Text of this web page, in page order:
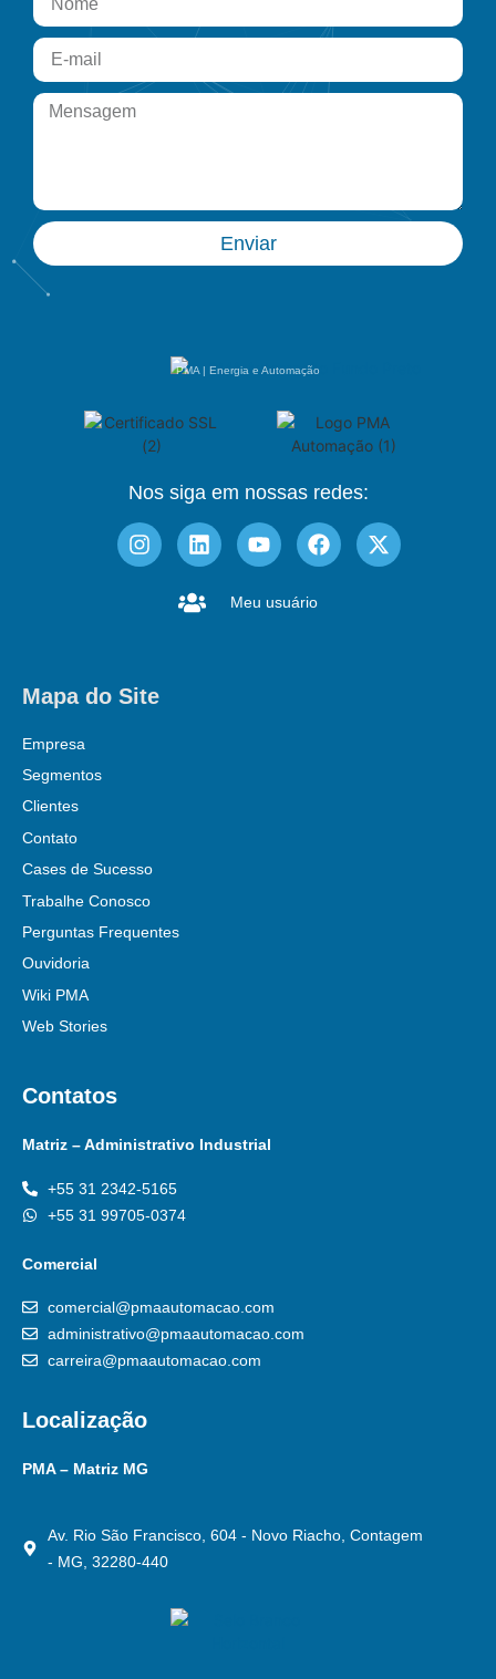
Enviar
PMA | Energia e Automação
Nos siga em nossas redes:
Meu usuário
Mapa do Site
Empresa
Segmentos
Clientes
Contato
Cases de Sucesso
Trabalhe Conosco
Perguntas Frequentes
Ouvidoria
Wiki PMA
Web Stories
Contatos
Matriz – Administrativo Industrial
+55 31 2342-5165
+55 31 99705-0374
Comercial
comercial@pmaautomacao.com
administrativo@pmaautomacao.com
carreira@pmaautomacao.com
Localização
PMA – Matriz MG
Av. Rio São Francisco, 604 - Novo Riacho, Contagem
- MG, 32280-440